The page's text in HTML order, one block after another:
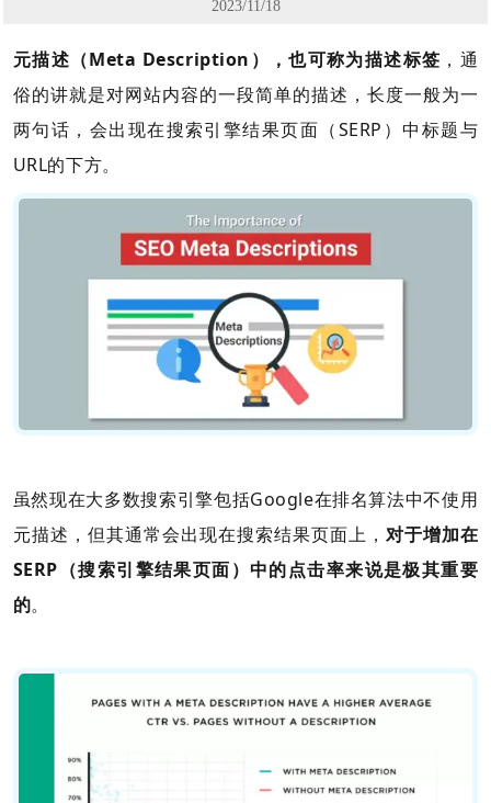
2023/11/18
元描述（Meta Description），也可称为描述标签 ，通
俗的讲就是对网站内容的一段简单的描述，长度一般为一
两句话，会出现在搜索引擎结果页面（SERP）中标题与
URL的下方。
虽然现在大多数搜索引擎包括Google在排名算法中不使用
元描述，但其通常会出现在搜索结果页面上， 对于增加在
SERP（搜索引擎结果页面）中的点击率来说是极其重要
的。